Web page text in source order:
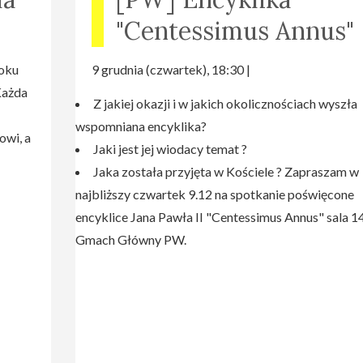
a
"Centessimus Annus"
9 grudnia (czwartek), 18:30 |
Z jakiej okazji i w jakich okolicznościach wyszła
wspomniana encyklika?
Jaki jest jej wiodacy temat ?
Jaka została przyjęta w Kościele ? Zapraszam w
najbliższy czwartek 9.12 na spotkanie poświęcone
encyklice Jana Pawła II "Centessimus Annus" sala
Gmach Główny PW.